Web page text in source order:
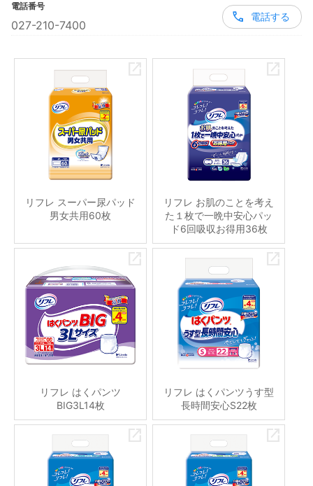
電話番号
027-210-7400
電話する
リフレ スーパー尿パッド
男女共用60枚
リフレ お肌のことを考え
た１枚で一晩中安心パッ
ド6回吸収お得用36枚
リフレ はくパンツ
BIG3L14枚
リフレ はくパンツうす型
長時間安心S22枚